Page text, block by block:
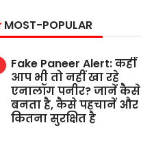
MOST-POPULAR
Fake Paneer Alert: कहीं
आप भी तो नहीं खा रहे
एनालॉग पनीर? जानें कैसे
बनता है, कैसे पहचानें और
कितना सुरक्षित है